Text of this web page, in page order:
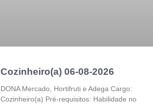
Cozinheiro(a) 06-08-2026
DONA Mercado, Hortifruti e Adega Cargo:
Cozinheiro(a) Pré-requisitos: Habilidade no